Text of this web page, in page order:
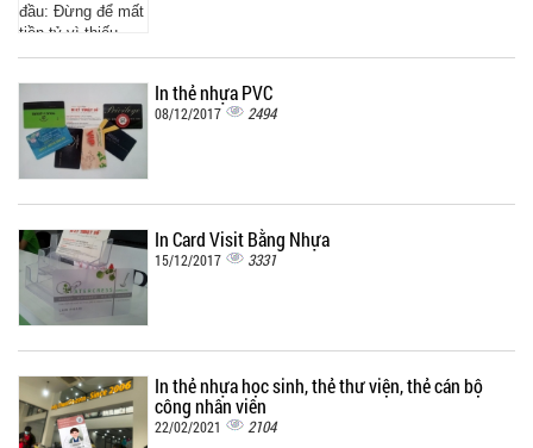
In thẻ nhựa PVC
08/12/2017 2494
In Card Visit Bằng Nhựa
15/12/2017 3331
In thẻ nhựa học sinh, thẻ thư viện, thẻ cán bộ
công nhân viên
22/02/2021 2104